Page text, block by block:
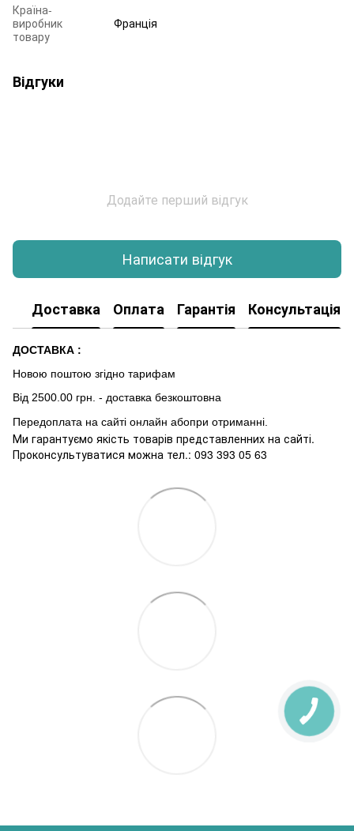
Країна-
виробник
товару
Франція
Відгуки
Додайте перший відгук
Написати відгук
Доставка Оплата Гарантія Консультація
ДОСТАВКА :
Новою поштою згідно тарифам
Від 2500.00 грн. - доставка безкоштовна
Передоплата на сайті онлайн абопри отриманні.
Ми гарантуємо якість товарів представленних на сайті.
Проконсультуватися можна тел.: 093 393 05 63